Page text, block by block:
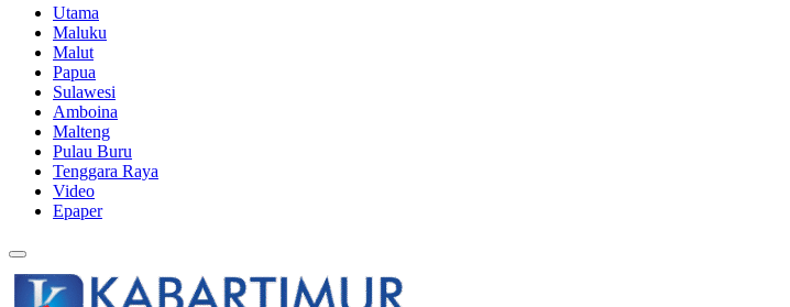
Utama
Maluku
Malut
Papua
Sulawesi
Amboina
Malteng
Pulau Buru
Tenggara Raya
Video
Epaper